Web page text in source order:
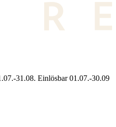
31.08. Einlösbar 01.07.-30.09